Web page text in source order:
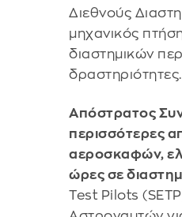
Διεθνούς
μηχανικός
διαστημικών
δραστηριότητες.
Απόστρατος
περισσότερες
αεροσκαφών,
ώρες σε
Test Pilots